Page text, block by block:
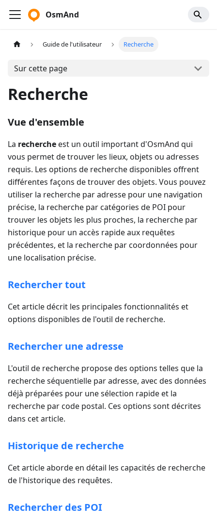
OsmAnd
Guide de l'utilisateur Recherche
Sur cette page
Recherche
Vue d'ensemble
La rechercheest un outil important d'OsmAnd qui
vous permet de trouver les lieux, objets ou adresses
requis. Les options de recherche disponibles offrent
différentes façons de trouver des objets. Vous pouvez
utiliser la recherche par adresse pour une navigation
précise, la recherche par catégories de POI pour
trouver les objets les plus proches, la recherche par
historique pour un accès rapide aux requêtes
précédentes, et la recherche par coordonnées pour
une localisation précise.
Rechercher tout
Cet article décrit les principales fonctionnalités et
options disponibles de l'outil de recherche.
Rechercher une adresse
L'outil de recherche propose des options telles que la
recherche séquentielle par adresse, avec des données
déjà préparées pour une sélection rapide et la
recherche par code postal. Ces options sont décrites
dans cet article.
Historique de recherche
Cet article aborde en détail les capacités de recherche
de l'historique des requêtes.
Rechercher des POI